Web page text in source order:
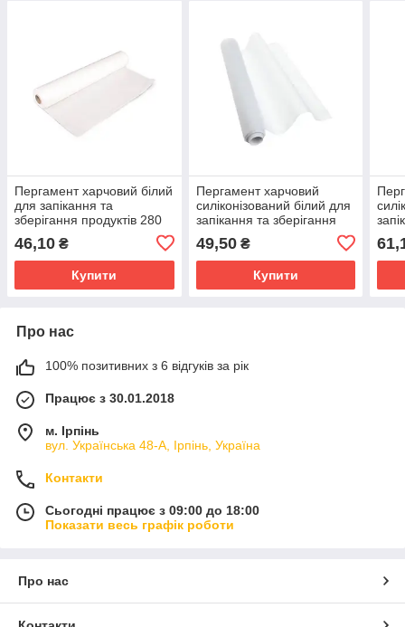
Пергамент харчовий білий
для запікання та
зберігання продуктів 280
46,10 ₴
Купити
Пергамент харчовий
силіконізований білий для
запікання та зберігання
метрів
49,50₴
Купити
Про нас
100% позитивних з 6 відгуків за рік
Працює з 30.01.2018
м. Ірпінь
вул. Українська 48-А, Ірпінь, Україна
Контакти
Сьогодні працює з 09:00 до 18:00
Показати весь графік роботи
Про нас